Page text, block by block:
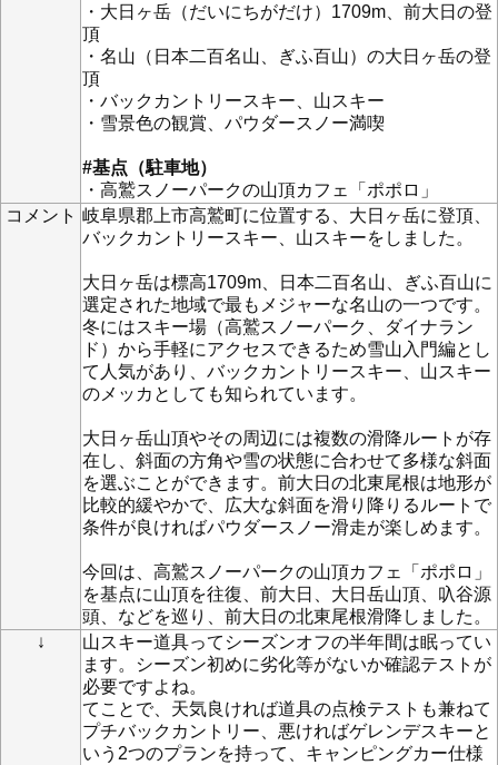
・大日ヶ岳（だいにちがだけ）1709m、前大日の登
頂
・名山（日本二百名山、ぎふ百山）の大日ヶ岳の登
頂
・バックカントリースキー、山スキー
・雪景色の観賞、パウダースノー満喫
#基点（駐車地）
・高鷲スノーパークの山頂カフェ「ポポロ」
コメント 岐阜県郡上市高鷲町に位置する、大日ヶ岳に登頂、
バックカントリースキー、山スキーをしました。
大日ヶ岳は標高1709m、日本二百名山、ぎふ百山に
選定された地域で最もメジャーな名山の一つです。
冬にはスキー場（高鷲スノーパーク、ダイナラン
ド）から手軽にアクセスできるため雪山入門編とし
て人気があり、バックカントリースキー、山スキー
のメッカとしても知られています。
大日ヶ岳山頂やその周辺には複数の滑降ルートが存
在し、斜面の方角や雪の状態に合わせて多様な斜面
を選ぶことができます。前大日の北東尾根は地形が
比較的緩やかで、広大な斜面を滑り降りるルートで
条件が良ければパウダースノー滑走が楽しめます。
今回は、高鷲スノーパークの山頂カフェ「ポポロ」
を基点に山頂を往復、前大日、大日岳山頂、叺谷源
頭、などを巡り、前大日の北東尾根滑降しました。
↓
山スキー道具ってシーズンオフの半年間は眠ってい
ます。シーズン初めに劣化等がないか確認テストが
必要ですよね。
てことで、天気良ければ道具の点検テストも兼ねて
プチバックカントリー、悪ければゲレンデスキーと
いう2つのプランを持って、キャンピングカー仕様